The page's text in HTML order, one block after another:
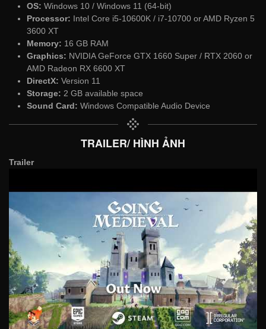
OS: Windows 10 / Windows 11 (64-bit)
Processor: Intel Core i5-10600K / i7-10700 or AMD Ryzen 5
3600 XT
Memory: 16 GB RAM
Graphics: NVIDIA GeForce GTX 1660 Super / RTX 2060 or
AMD Radeon RX 6600 XT
DirectX: Version 11
Storage: 2 GB available space
Sound Card: Windows Compatible Audio Device
TRAILER/ HÌNH ẢNH
Trailer